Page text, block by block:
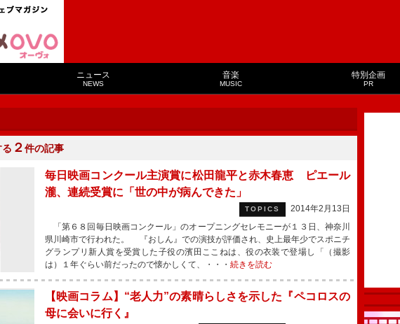
ニュース
NEWS
音楽
MUSIC
特別企画
PR
る ２件の記事
毎日映画コンクール主演賞に松田龍平と赤木春恵 ピエール
瀧、連続受賞に「世の中が病んできた」
TOPICS
2014年2月13日
「第６８回毎日映画コンクール」のオープニングセレモニーが１３日、神奈川
県川崎市で行われた。 『おしん』での演技が評価され、史上最年少でスポニチ
グランプリ新人賞を受賞した子役の濱田ここねは、役の衣装で登場し「（撮影
は）１年ぐらい前だったので懐かしくて、・・・ 続きを読む
【映画コラム】“老人力”の素晴らしさを示した『ペコロスの
母に会いに行く』